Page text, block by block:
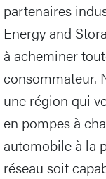
partenaires
Energy and
à acheminer
consommateur.
une région qui
en pompes à
automobile à la
réseau soit